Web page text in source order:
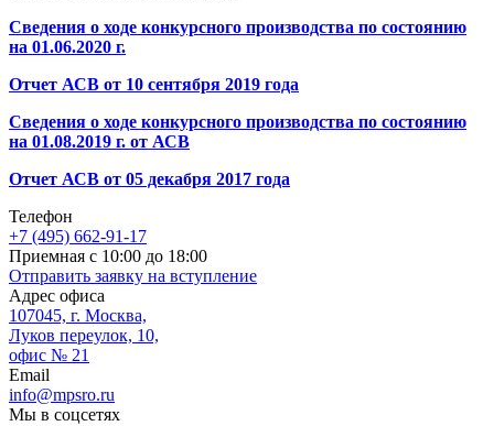
Сведения о ходе конкурсного производства по состоянию
на 01.06.2020 г.
Отчет АСВ от 10 сентября 2019 года
Сведения о ходе конкурсного производства по состоянию
на 01.08.2019 г. от АСВ
Отчет АСВ от 05 декабря 2017 года
Телефон
+7 (495) 662-91-17
Приемная с 10:00 до 18:00
Отправить заявку на вступление
Адрес офиса
107045, г. Москва,
Луков переулок, 10,
офис № 21
Email
info@mpsro.ru
Мы в соцсетях